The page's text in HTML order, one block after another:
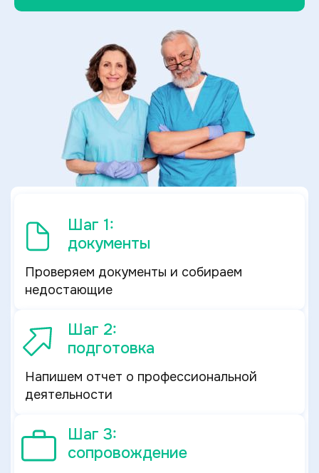
Шаг 1:
документы
Проверяем документы и собираем
недостающие
Шаг 2:
подготовка
Напишем отчет о профессиональной
деятельности
Шаг 3:
сопровождение